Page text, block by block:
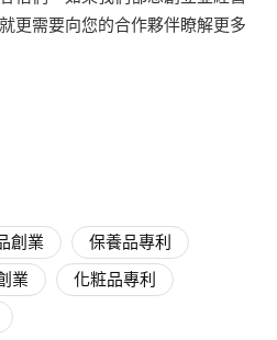
更需要向您的合作夥伴瞭解更多
創業
保養品專利
業
化粧品專利